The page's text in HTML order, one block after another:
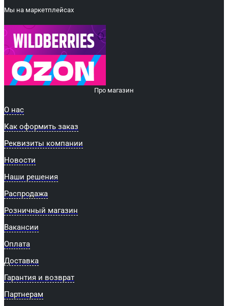
Мы на маркетплейсах
Про магазин
О нас
Как оформить заказ
Реквизиты компании
Новости
Наши решения
Распродажа
Розничный магазин
Вакансии
Оплата
Доставка
Гарантия и возврат
Партнерам